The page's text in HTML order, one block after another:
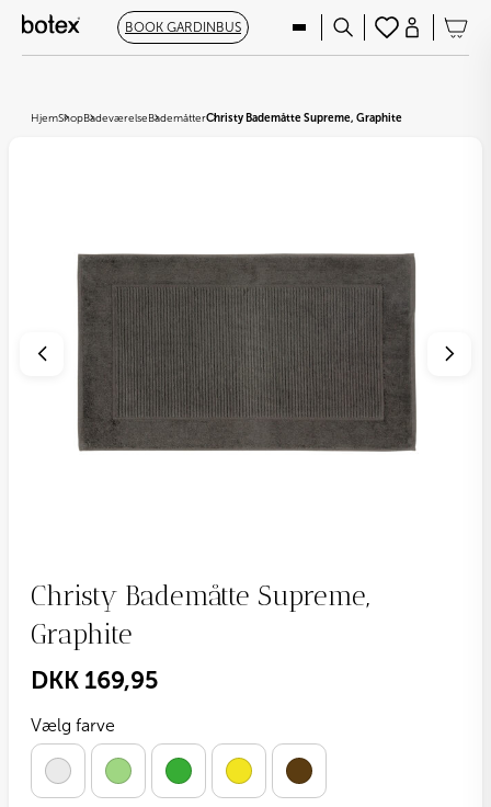
BOOK GARDINBUS
HjemShopBadeværelseBademåtterChristy Bademåtte Supreme, Graphite
Christy Bademåtte Supreme,
Graphite
DKK 169,95
Vælg farve